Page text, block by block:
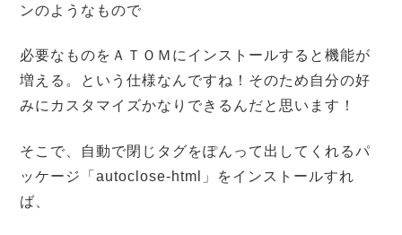
ンのようなもので
必要なものをＡＴＯＭにインストールすると機能が
増える。という仕様なんですね！そのため自分の好
みにカスタマイズかなりできるんだと思います！
そこで、自動で閉じタグをぽんって出してくれるパ
ッケージ「autoclose-html」をインストールすれ
ば、